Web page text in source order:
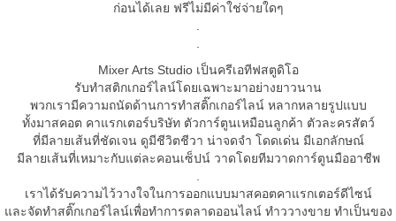
ก่อนได้เลย ฟรีไม่มีค่าใช่จ่ายใดๆ
Mixer Arts Studio เป็นครีเอทีฟสตูดิโอ
รับทำสติกเกอร์ไลน์โดยเฉพาะมาอย่างยาวนาน
พวกเรามีความถนัดด้านการทำสติ๊กเกอร์ไลน์ หลากหลายรูปแบบ
ทั้งมาสคอต คาแรกเตอร์บริษัท ตัวการ์ตูนเหมือนลูกค้า ตัวละครสัตว์
ที่มีลายเส้นที่ชัดเจน ดูมีชีวิตชีวา น่าจดจำ โดดเด่น มีเอกลักษณ์
มีลายเส้นที่เหมาะกับแต่ละคอนเซ็ปน์ วาดโดยทีมวาดการ์ตูนมืออาชีพ
เราได้รับความไว้วางใจในการออกแบบมาสคอตคาแรกเตอร์ดีไซน์
และจัดทำสติ๊กเกอร์ไลน์เพื่อทำการตลาดออนไลน์ ทำววางขาย ทำเป็นของ